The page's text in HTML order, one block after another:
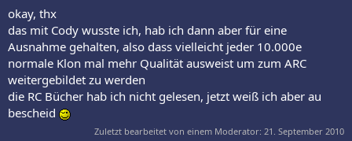
Commandos weiter gebildet wurden und schnell lernten ihre neuen
Freiheiten zu nutzen, halte ich es durchaus für möglich dass Echo
und Fives auch zu ARC-Troopern ausgebildet werden könnten.
okay, thx
das mit Cody wusste ich, hab ich dann aber für eine
Ausnahme gehalten, also dass vielleicht jeder 10.000e
normale Klon mal mehr Qualität ausweist um zum ARC
weitergebildet zu werden
die RC Bücher hab ich nicht gelesen, jetzt weiß ich aber au
bescheid
Zuletzt bearbeitet von einem Moderator: 21. September 2010